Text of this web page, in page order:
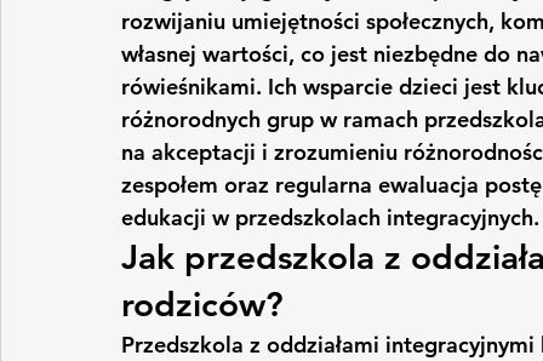
rozwijaniu umiejętności społecznych,
własnej wartości, co jest niezbędne do
rówieśnikami. Ich wsparcie dzieci jest
różnorodnych grup w ramach
na akceptacji i zrozumieniu
zespołem oraz regularna ewaluacja
edukacji w przedszkolach integracyjnych.
Jak przedszkola z
rodziców?
Przedszkola z oddziałami